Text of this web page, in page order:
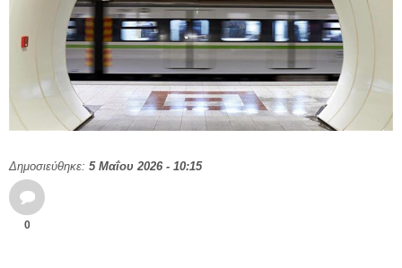
Δημοσιεύθηκε: 5 Μαΐου 2026 - 10:15
0